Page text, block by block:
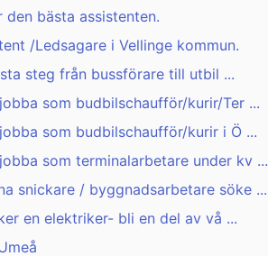
den bästa assistenten.
/Ledsagare i Vellinge kommun.
steg från bussförare till utbil ...
som budbilschaufför/kurir/Ter ...
som budbilschaufför/kurir i Ö ...
som terminalarbetare under kv ...
snickare / byggnadsarbetare söke ...
en elektriker- bli en del av vå ...